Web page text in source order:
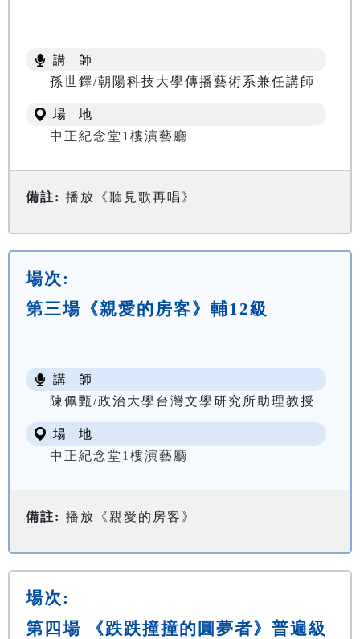
講 師
孫世鐸/朝陽科技大學傳播藝術系兼任講師
場 地
中正紀念堂1樓演藝廳
備註: 播放《聽見歌再唱》
場次:
第三場《親愛的房客》輔12級
講 師
陳佩甄/政治大學台灣文學研究所助理教授
場 地
中正紀念堂1樓演藝廳
備註: 播放《親愛的房客》
場次:
第四場 《跌跌撞撞的圓夢者》普遍級